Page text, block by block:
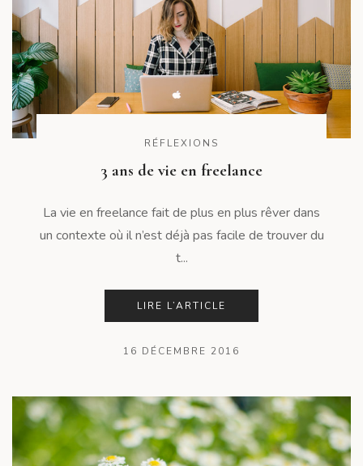
RÉFLEXIONS
3 ans de vie en freelance
La vie en freelance fait de plus en plus rêver dans
un contexte où il n’est déjà pas facile de trouver du
t...
LIRE L’ARTICLE
16 DÉCEMBRE 2016